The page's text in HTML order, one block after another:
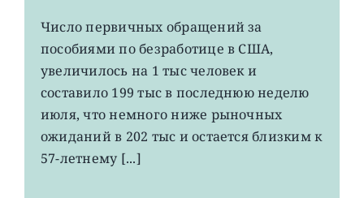
первичных
за
безработице
в
остается
Число первичных обращений за
пособиями по безработице в США,
увеличилось на 1 тыс человек и
составило 199 тыс в последнюю неделю
июля, что немного ниже рыночных
ожиданий в 202 тыс и остается близким к
57-летнему [...]